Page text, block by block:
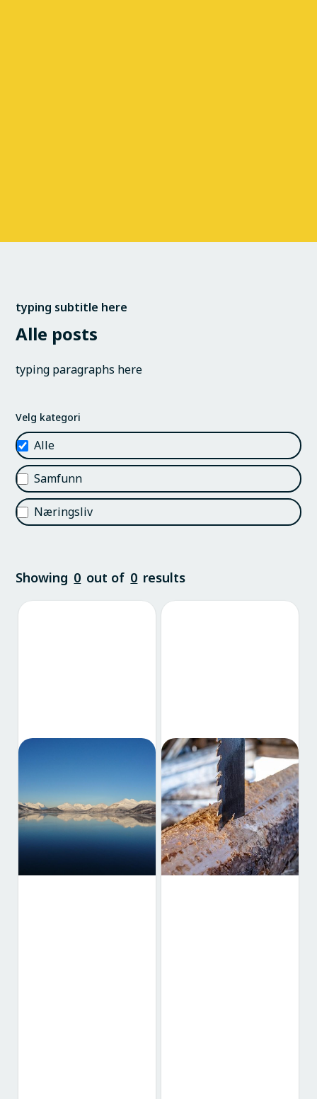
typing subtitle here
Alle posts
typing paragraphs here
Velg kategori
Alle
Samfunn
Næringsliv
Showing 0 out of 0 results
Kultur og historie